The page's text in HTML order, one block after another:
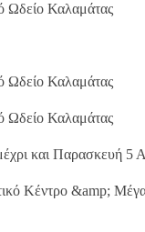
Ωδείο Καλαμάτας
Ωδείο Καλαμάτας
Ωδείο Καλαμάτας
και Παρασκευή 5
Κέντρο &amp;